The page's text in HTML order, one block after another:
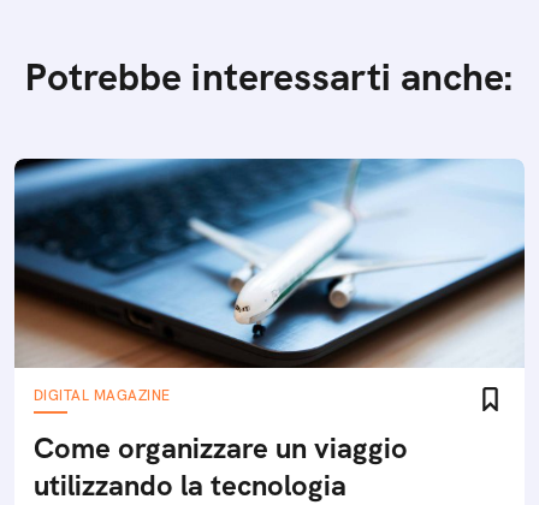
Potrebbe interessarti anche:
DIGITAL MAGAZINE
Come organizzare un viaggio
utilizzando la tecnologia